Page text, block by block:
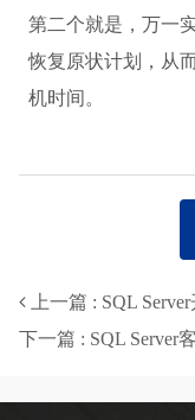
第二个就是，万一
恢复原状计划，从
机时间。
上一篇 : SQL